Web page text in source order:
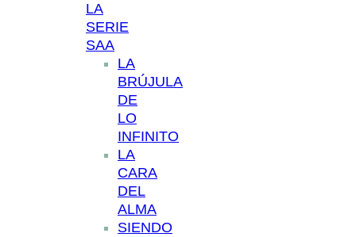
LA
SERIE
SAA
LA
BRÚJULA
DE
LO
INFINITO
LA
CARA
DEL
ALMA
SIENDO